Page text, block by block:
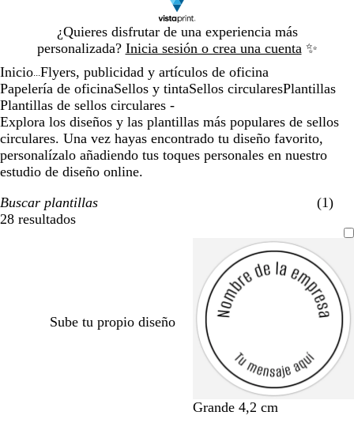
¿Quieres disfrutar de una experiencia más
personalizada? Inicia sesión o crea una cuenta ✨
1
Inicio Flyers, publicidad y artículos de oficina
Papelería de oficinaSellos y tintaSellos circularesPlantillas
Plantillas de sellos circulares -
Explora los diseños y las plantillas más populares de sellos
circulares. Una vez hayas encontrado tu diseño favorito,
personalízalo añadiendo tus toques personales en nuestro
estudio de diseño online.
Buscar plantillas
(1)
28 resultados
Filtros
Sube tu propio diseño
Grande 4,2 cm